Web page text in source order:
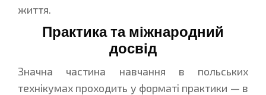
життя.
Практика та міжнародний
досвід
Значна частина навчання в польських
технікумах проходить у форматі практики — в